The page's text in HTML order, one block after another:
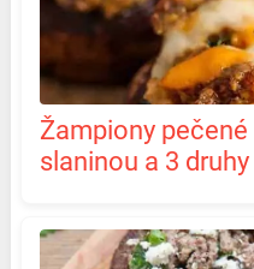
Žampiony
slaninou a 3 druhy